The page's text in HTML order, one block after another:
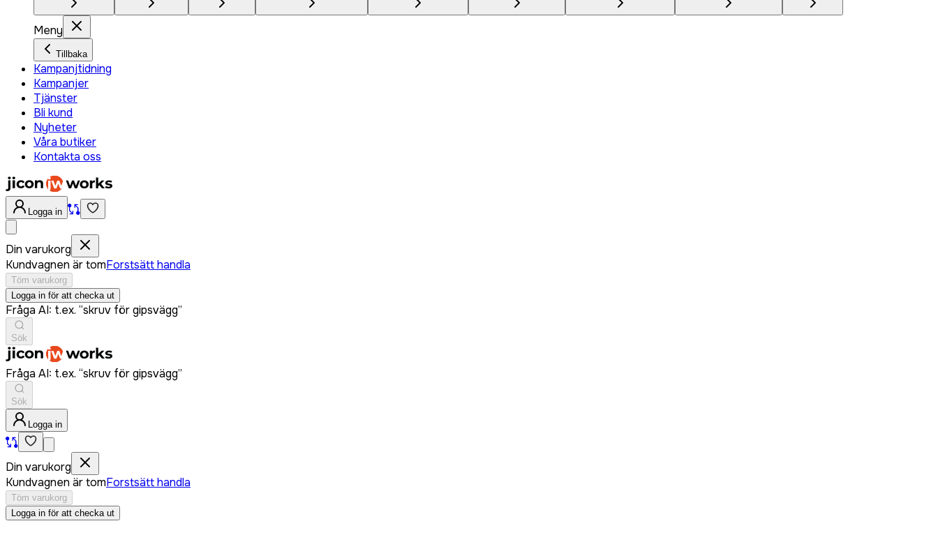
Meny
Tillbaka
Kampanjtidning
Kampanjer
Tjänster
Bli kund
Nyheter
Våra butiker
Kontakta oss
Logga in
Din varukorg
Kundvagnen är tomForstsätt handla
Töm varukorg
Logga in för att checka ut
Fråga AI: t.ex. “skruv för gipsvägg”
Sök
Fråga AI: t.ex. “skruv för gipsvägg”
Sök
Logga in
Din varukorg
Kundvagnen är tomForstsätt handla
Töm varukorg
Logga in för att checka ut